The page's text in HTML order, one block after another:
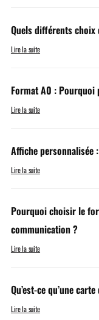
Quels différents choix
Lire la suite
Format A0 :
Lire la suite
Affiche personnalisée
Lire la suite
Pourquoi choisir le
communication ?
Lire la suite
Qu’est-ce qu’une
Lire la suite